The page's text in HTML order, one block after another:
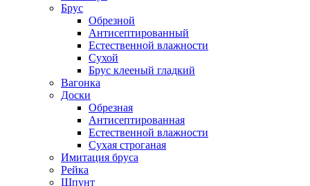
Брус
Обрезной
Антисептированный
Естественной влажности
Сухой
Брус клееный гладкий
Вагонка
Доски
Обрезная
Антисептированная
Естественной влажности
Сухая строганая
Имитация бруса
Рейка
Шпунт